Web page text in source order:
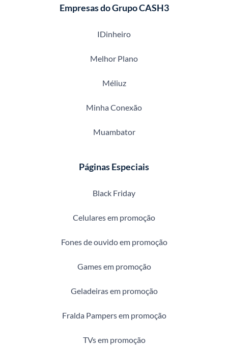
Empresas do Grupo CASH3
IDinheiro
Melhor Plano
Méliuz
Minha Conexão
Muambator
Páginas Especiais
Black Friday
Celulares em promoção
Fones de ouvido em promoção
Games em promoção
Geladeiras em promoção
Fralda Pampers em promoção
TVs em promoção